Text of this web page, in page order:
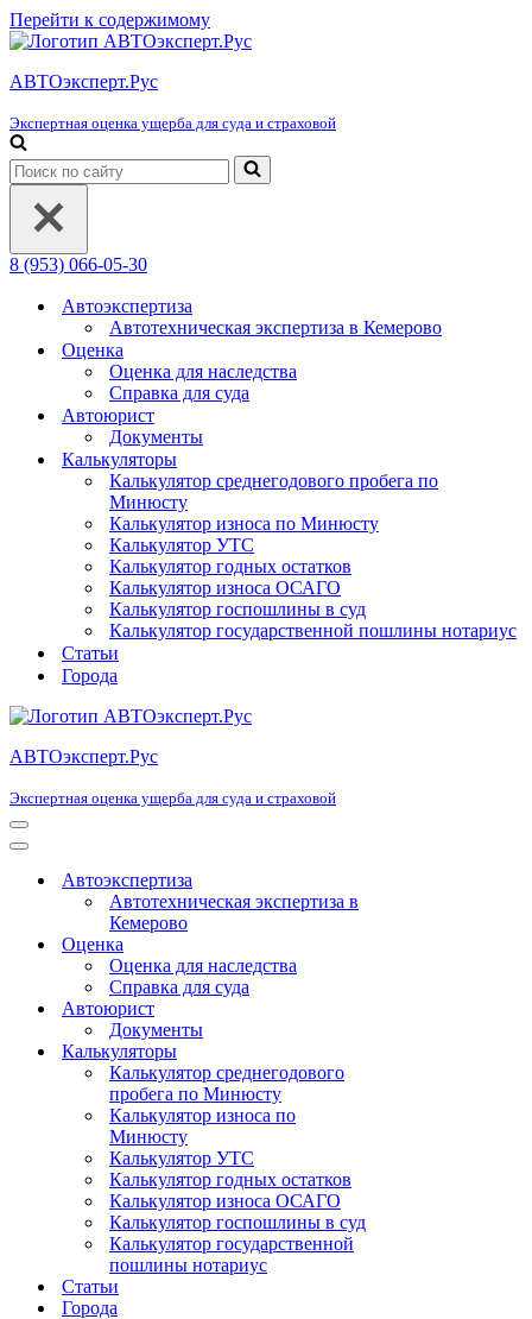
Перейти к содержимому
АВТОэксперт.Рус
Экспертная оценка ущерба для суда и страховой
Искать...
8 (953) 066-05-30
Автоэкспертиза
Автотехническая экспертиза в Кемерово
Оценка
Оценка для наследства
Справка для суда
Автоюрист
Документы
Калькуляторы
Калькулятор среднегодового пробега по
Минюсту
Калькулятор износа по Минюсту
Калькулятор УТС
Калькулятор годных остатков
Калькулятор износа ОСАГО
Калькулятор госпошлины в суд
Калькулятор государственной пошлины нотариус
Статьи
Города
АВТОэксперт.Рус
Экспертная оценка ущерба для суда и страховой
Меню
навигации
Меню
навигацииАвтоэкспертиза
Автотехническая экспертиза в
Кемерово
Оценка
Оценка для наследства
Справка для суда
Автоюрист
Документы
Калькуляторы
Калькулятор среднегодового
пробега по Минюсту
Калькулятор износа по
Минюсту
Калькулятор УТС
Калькулятор годных остатков
Калькулятор износа ОСАГО
Калькулятор госпошлины в суд
Калькулятор государственной
пошлины нотариус
Статьи
Города